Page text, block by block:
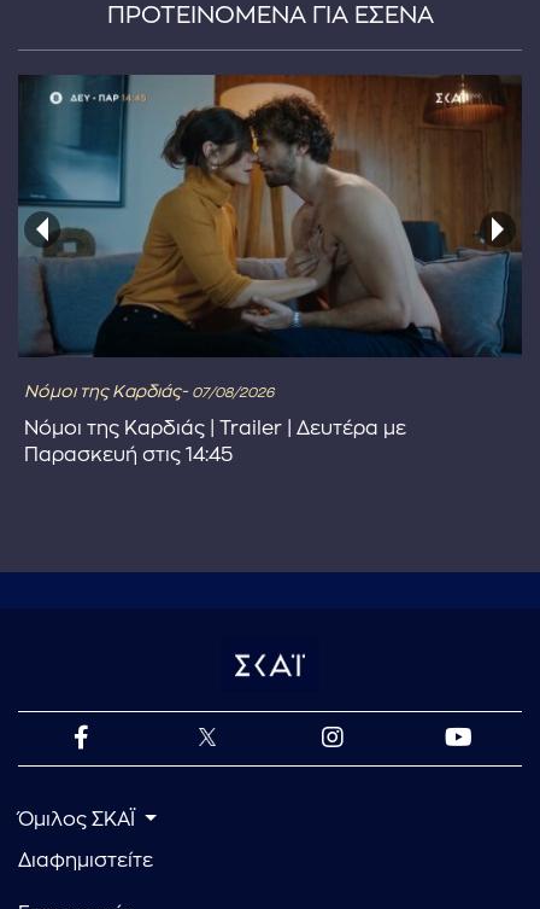
ΠΡΟΤΕΙΝΟΜΕΝΑ ΓΙΑ ΕΣΕΝΑ
Νόμοι της Καρδιάς- 07/08/2026
Νόμοι της Καρδιάς | Trailer | Δευτέρα με
Παρασκευή στις 14:45
Όμιλος ΣΚΑΪ
Διαφημιστείτε